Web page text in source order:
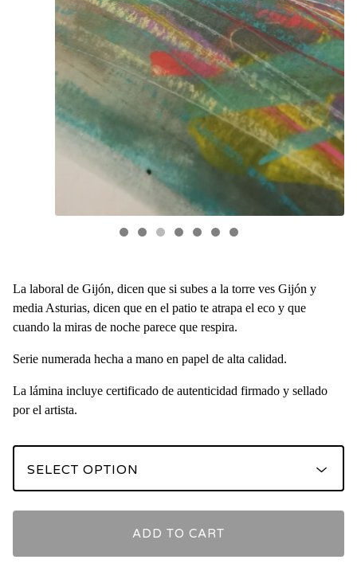
La laboral de Gijón, dicen que si subes a la torre ves Gijón y
media Asturias, dicen que en el patio te atrapa el eco y que
cuando la miras de noche parece que respira.
Serie numerada hecha a mano en papel de alta calidad.
La lámina incluye certificado de autenticidad firmado y sellado
por el artista.
ADD TO CART